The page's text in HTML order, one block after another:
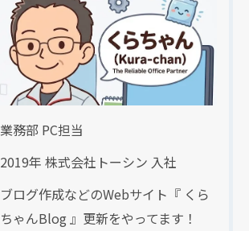
業務部 PC担当
2019年 株式会社トーシン 入社
ブログ作成などのWebサイト『 くら
ちゃんBlog 』更新をやってます！